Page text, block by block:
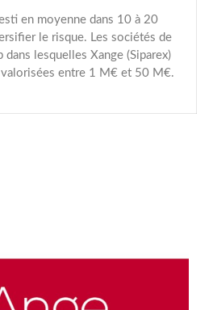
en moyenne dans 10 à 20
le risque. Les sociétés de
lesquelles Xange (Siparex)
entre 1 M€ et 50 M€.